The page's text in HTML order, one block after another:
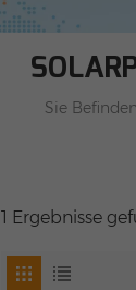
Sie
1 Ergebnisse